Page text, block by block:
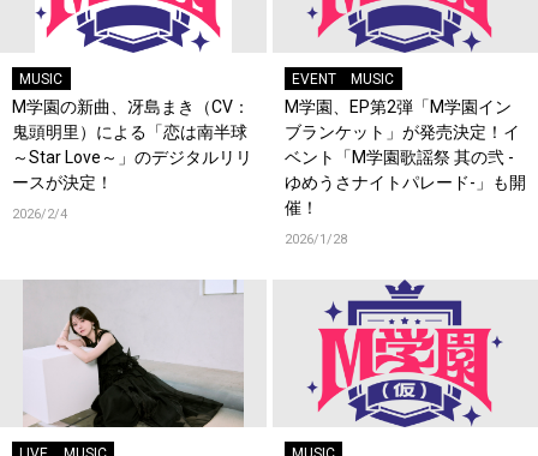
MUSIC
M学園の新曲、冴島まき（CV：
鬼頭明里）による「恋は南半球
～Star Love～」のデジタルリリ
ースが決定！
2026/2/4
EVENT MUSIC
M学園、EP第2弾「M学園イン
ブランケット」が発売決定！イ
ベント「M学園歌謡祭 其の弐 -
ゆめうさナイトパレード-」も開
催！
2026/1/28